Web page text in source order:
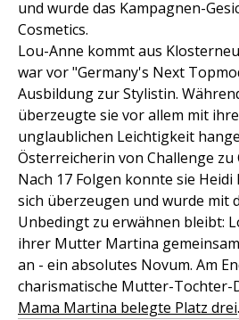
und wurde das Kampagnen-
Cosmetics.
Lou-Anne kommt aus
war vor "Germany's Next
Ausbildung zur Stylistin.
überzeugte sie vor allem mit
unglaublichen Leichtigkeit
Österreicherin von Challenge zu
Nach 17 Folgen konnte sie
sich überzeugen und wurde mit
Unbedingt zu erwähnen bleibt:
ihrer Mutter Martina
an - ein absolutes Novum. Am
charismatische Mutter-Tochter-
Mama Martina belegte Platz drei.